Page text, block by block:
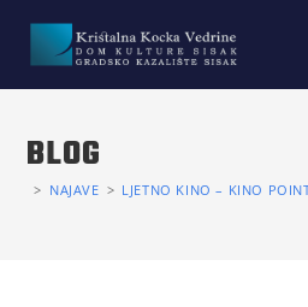
BLOG
> NAJAVE > LJETNO KINO – KINO